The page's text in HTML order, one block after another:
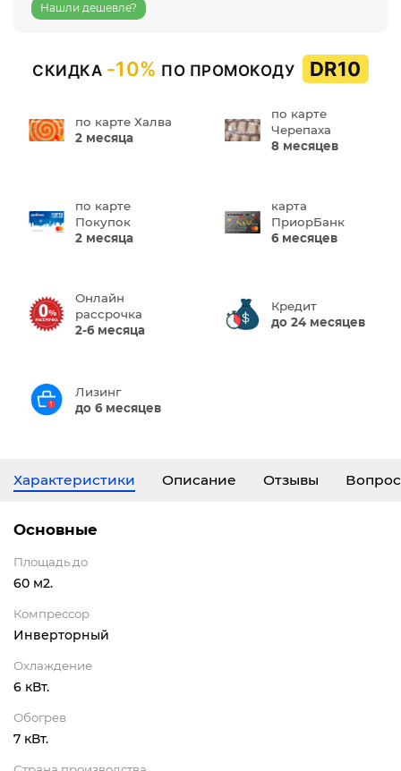
Нашли дешевле?
СКИДКА -10% ПО ПРОМОКОДУ DR10
по карте Халва
2 месяца
по карте
Черепаха
8 месяцев
по карте
Покупок
2 месяца
карта
ПриорБанк
6 месяцев
Онлайн
рассрочка
2-6 месяца
Кредит
до 24 месяцев
Лизинг
до 6 месяцев
Характеристики Описание Отзывы
Основные
Площадь до
60 м2.
Компрессор
Инверторный
Охлаждение
6 кВт.
Обогрев
7 кВт.